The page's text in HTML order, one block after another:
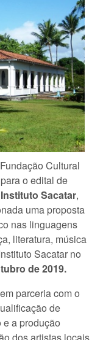
Cultural
o edital de
Sacatar,
uma proposta
nas linguagens
literatura, música
Sacatar no
de 2019.
parceria com o
de
a produção